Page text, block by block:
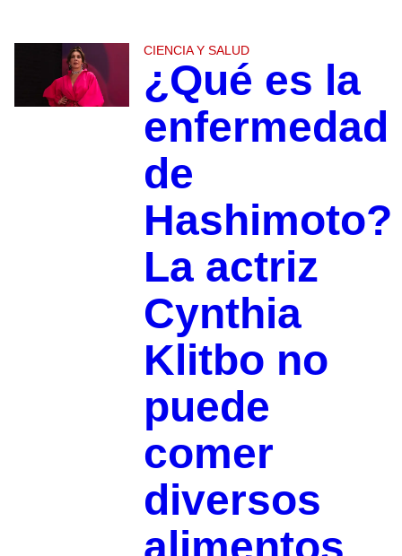
CIENCIA Y SALUD
¿Qué es la
enfermedad
de
Hashimoto?
La actriz
Cynthia
Klitbo no
puede
comer
diversos
alimentos